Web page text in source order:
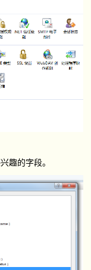
趣的字段。